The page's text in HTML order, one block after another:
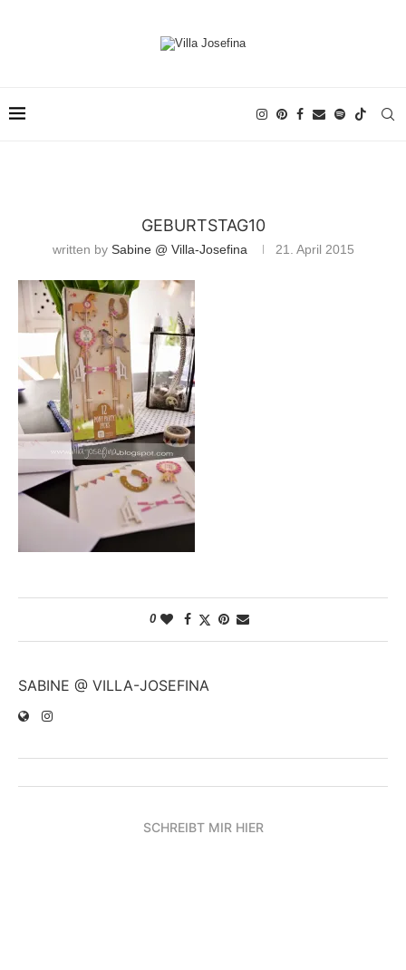
GEBURTSTAG10
written by Sabine @ Villa-Josefina 21. April 2015
0
SABINE @ VILLA-JOSEFINA
SCHREIBT MIR HIER